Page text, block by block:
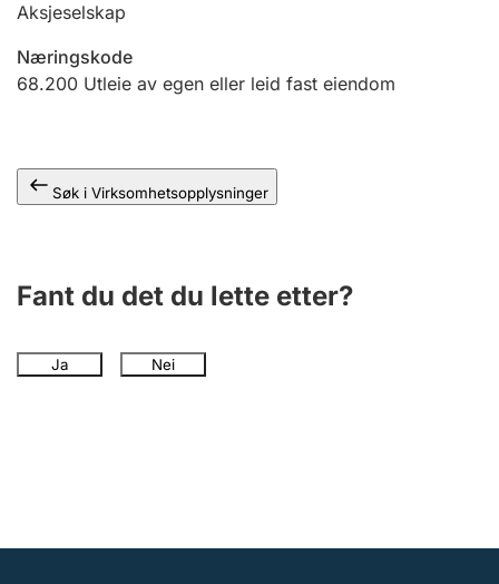
Offentlig sektor
Aksjeselskap
Næringskode
68.200 Utleie av egen eller leid fast eiendom
Søk i Virksomhetsopplysninger
Fant du det du lette etter?
Ja Nei